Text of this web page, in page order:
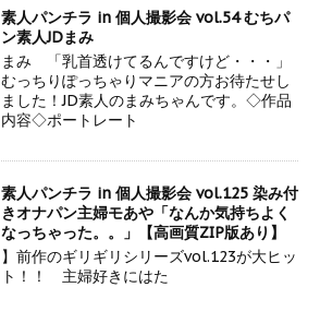
素人パンチラ in 個人撮影会 vol.54 むちパ
ン素人JDまみ
まみ 「乳首透けてるんですけど・・・」
むっちりぽっちゃりマニアの方お待たせし
ました！JD素人のまみちゃんです。◇作品
内容◇ポートレート
素人パンチラ in 個人撮影会 vol.125 染み付
きオナパン主婦モあや「なんか気持ちよく
なっちゃった。。」【高画質ZIP版あり】
】前作のギリギリシリーズvol.123が大ヒッ
ト！！ 主婦好きにはた